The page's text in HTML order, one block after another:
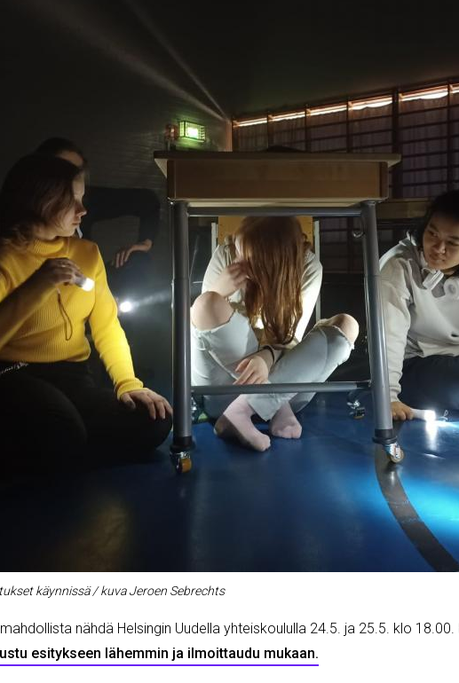
käynnissä / kuva Jeroen Sebrechts
nähdä Helsingin Uudella yhteiskoululla 24.5. ja 25.5. klo
esitykseen lähemmin ja ilmoittaudu mukaan.